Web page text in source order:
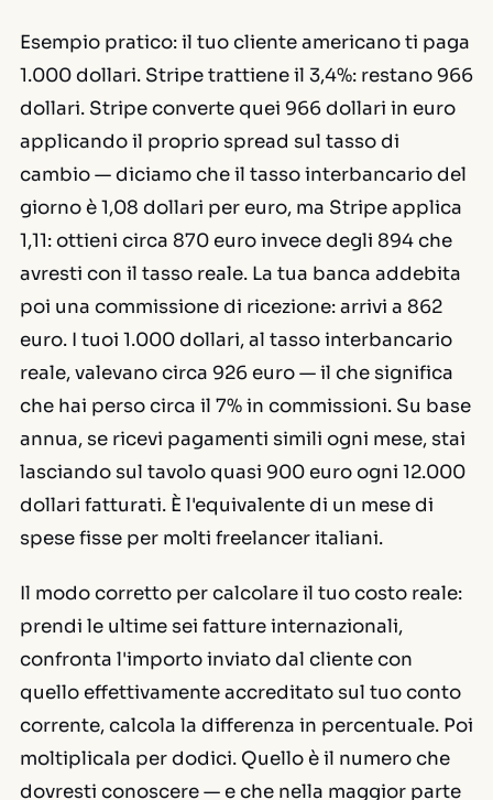
Esempio pratico: il tuo cliente americano ti paga
1.000 dollari. Stripe trattiene il 3,4%: restano 966
dollari. Stripe converte quei 966 dollari in euro
applicando il proprio spread sul tasso di
cambio — diciamo che il tasso interbancario del
giorno è 1,08 dollari per euro, ma Stripe applica
1,11: ottieni circa 870 euro invece degli 894 che
avresti con il tasso reale. La tua banca addebita
poi una commissione di ricezione: arrivi a 862
euro. I tuoi 1.000 dollari, al tasso interbancario
reale, valevano circa 926 euro — il che significa
che hai perso circa il 7% in commissioni. Su base
annua, se ricevi pagamenti simili ogni mese, stai
lasciando sul tavolo quasi 900 euro ogni 12.000
dollari fatturati. È l'equivalente di un mese di
spese fisse per molti freelancer italiani.
Il modo corretto per calcolare il tuo costo reale:
prendi le ultime sei fatture internazionali,
confronta l'importo inviato dal cliente con
quello effettivamente accreditato sul tuo conto
corrente, calcola la differenza in percentuale. Poi
moltiplicala per dodici. Quello è il numero che
dovresti conoscere — e che nella maggior parte